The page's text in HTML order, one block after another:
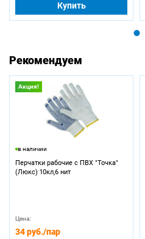
Купить
Рекомендуем
Акция!
в наличии
Перчатки рабочие с ПВХ "Точка"
(Люкс) 10кл,6 нит
Цена:
34 руб./пар